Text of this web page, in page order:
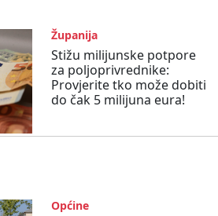
Županija
Stižu milijunske potpore
za poljoprivrednike:
Provjerite tko može dobiti
do čak 5 milijuna eura!
Općine